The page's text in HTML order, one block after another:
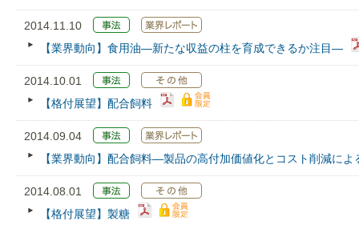
2014.11.10
【業界動向】食用油―新たな収益の柱を育成できるか注目―
2014.10.01
【格付展望】配合飼料
2014.09.04
【業界動向】配合飼料―製品の高付加価値化とコスト削減に
2014.08.01
【格付展望】製糖